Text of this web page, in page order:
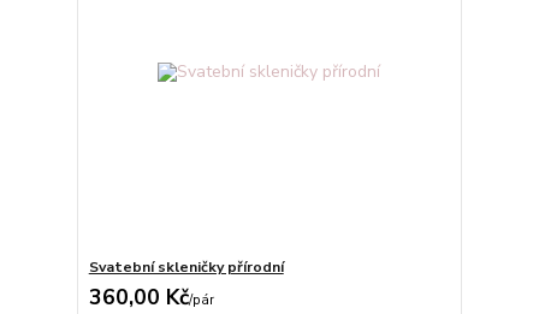
Svatební skleničky přírodní
360,00 Kč/pár